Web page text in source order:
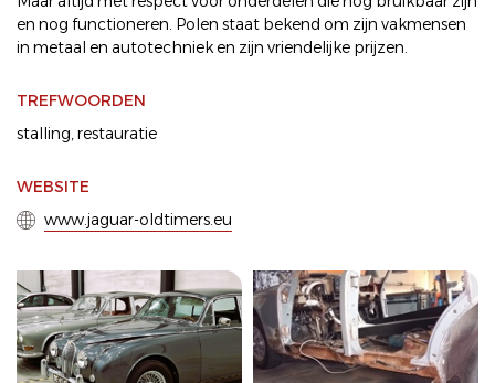
en nog functioneren. Polen staat bekend om zijn vakmensen
in metaal en autotechniek en zijn vriendelijke prijzen.
TREFWOORDEN
stalling,restauratie
WEBSITE
www.jaguar-oldtimers.eu